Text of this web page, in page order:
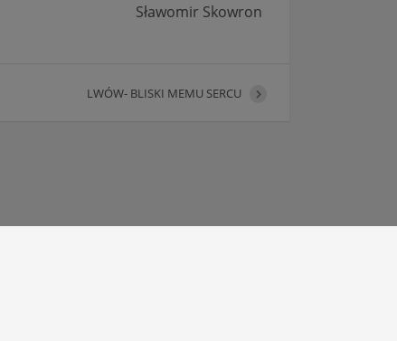
Sławomir Skowron
LWÓW- BLISKI MEMU SERCU